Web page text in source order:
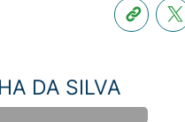
DA SILVA